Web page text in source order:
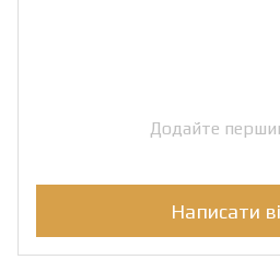
Додайте
Написати